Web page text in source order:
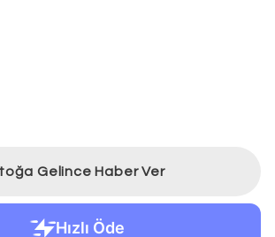
Gelince Haber Ver